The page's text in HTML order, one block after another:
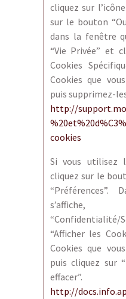
cliquez sur
sur le bouton
dans la fenêtre
“Vie Privée” et
Cookies
Cookies que
puis supprimez-
http://
cookies
Si vous utilisez
cliquez sur le
“Confidentialité/
“Afficher les
Cookies que
puis cliquez sur
effacer”.
http://